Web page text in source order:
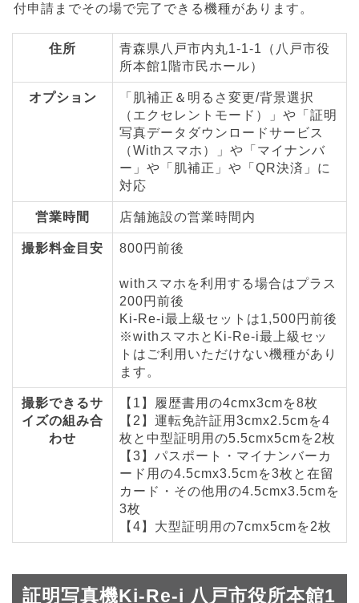
付申請までその場で完了できる機種があります。
住所
青森県八戸市内丸1-1-1（八戸市役
所本館1階市民ホール）
オプション
「肌補正＆明るさ変更/背景選択
（エクセレントモード）」や「証明
写真データダウンロードサービス
（Withスマホ）」や「マイナンバ
ー」や「肌補正」や「QR決済」に
対応
営業時間 店舗施設の営業時間内
撮影料金目安 800円前後
withスマホを利用する場合はプラス
200円前後
Ki-Re-i最上級セットは1,500円前後
※withスマホとKi-Re-i最上級セッ
トはご利用いただけない機種があり
ます。
撮影できるサ
イズの組み合
わせ
【1】履歴書用の4cmx3cmを8枚
【2】運転免許証用3cmx2.5cmを4
枚と中型証明用の5.5cmx5cmを2枚
【3】パスポート・マイナンバーカ
ード用の4.5cmx3.5cmを3枚と在留
カード・その他用の4.5cmx3.5cmを
3枚
【4】大型証明用の7cmx5cmを2枚
証明写真機Ki-Re-i 八戸市役所本館1